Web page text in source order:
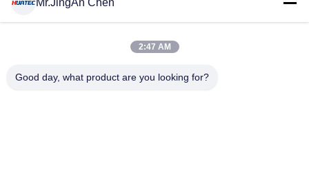
Ultrasonic detector
medição de
espessura
Revestimento de
Mr.JingAn Chen
2:47 AM
Good day, what product are you looking for?